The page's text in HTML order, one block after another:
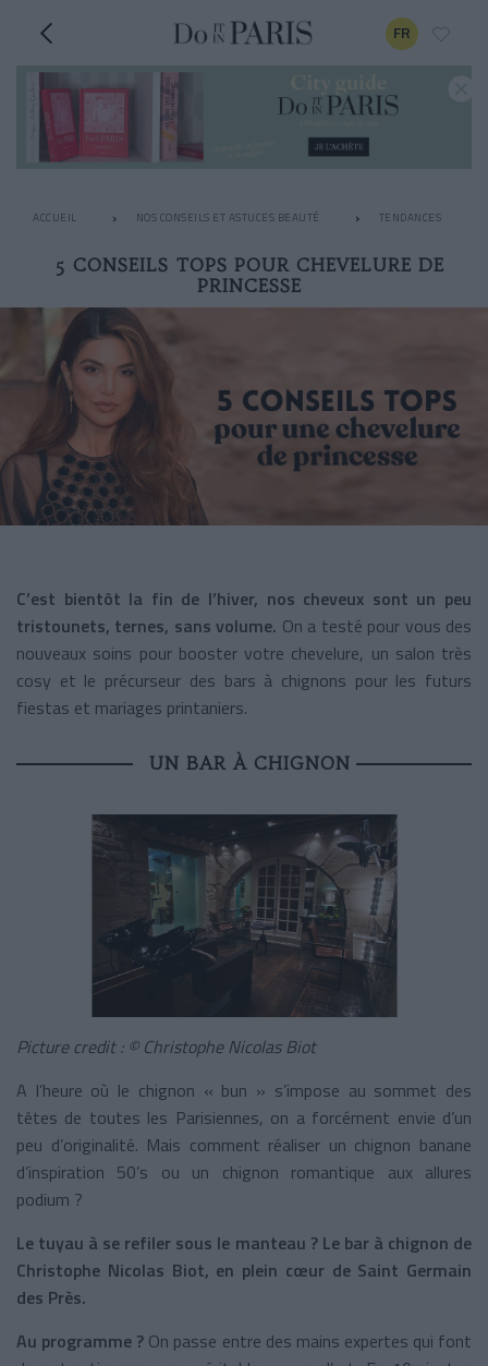
FR
ACCUEIL NOS CONSEILS ET ASTUCES BEAUTÉ TENDANCES
5 CONSEILS TOPS POUR CHEVELURE DE
PRINCESSE
C’est bientôt la fin de l’hiver, nos cheveux sont un peu
tristounets, ternes, sans volume. On a testé pour vous des
nouveaux soins pour booster votre chevelure, un salon très
cosy et le précurseur des bars à chignons pour les futurs
fiestas et mariages printaniers.
UN BAR À CHIGNON
Picture credit : © Christophe Nicolas Biot
A l’heure où le chignon « bun » s’impose au sommet des
têtes de toutes les Parisiennes, on a forcément envie d’un
peu d’originalité. Mais comment réaliser un chignon banane
d’inspiration 50’s ou un chignon romantique aux allures
podium ?
Le tuyau à se refiler sous le manteau ? Le bar à chignon de
Christophe Nicolas Biot, en plein cœur de Saint Germain
des Près.
Au programme ? On passe entre des mains expertes qui font